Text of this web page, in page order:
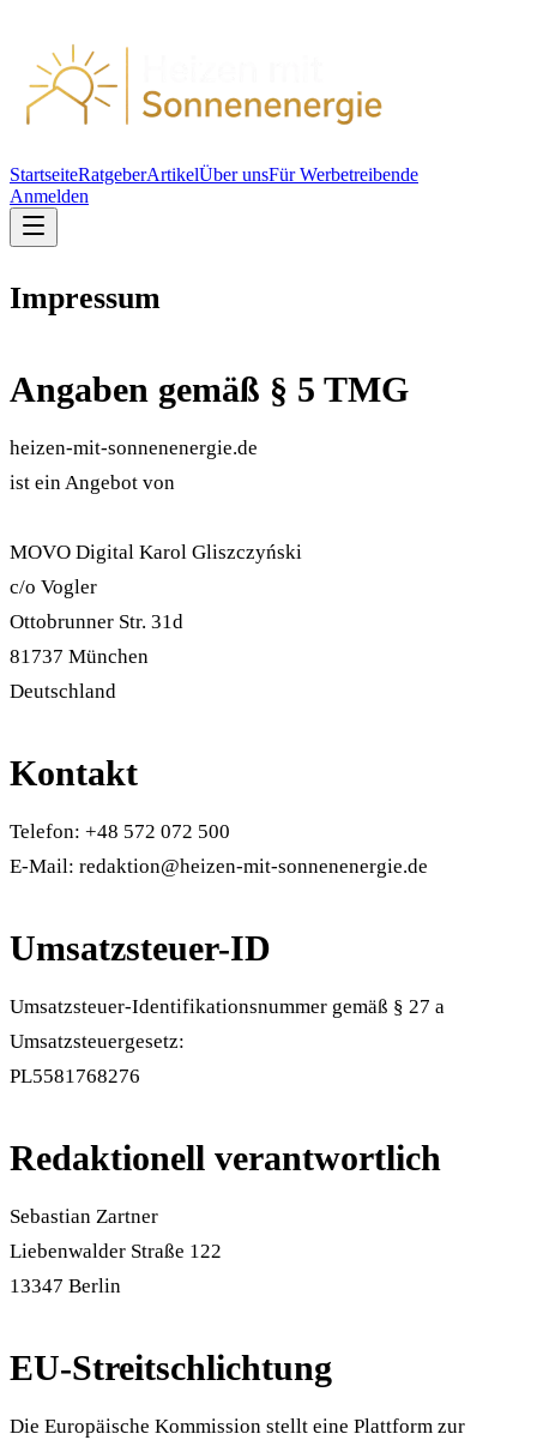
StartseiteRatgeberArtikelÜber unsFür Werbetreibende
Anmelden
Impressum
Angaben gemäß § 5 TMG
heizen-mit-sonnenenergie.de
ist ein Angebot von
MOVO Digital Karol Gliszczyński
c/o Vogler
Ottobrunner Str. 31d
81737 München
Deutschland
Kontakt
Telefon: +48 572 072 500
E-Mail: redaktion@heizen-mit-sonnenenergie.de
Umsatzsteuer-ID
Umsatzsteuer-Identifikationsnummer gemäß § 27 a
Umsatzsteuergesetz:
PL5581768276
Redaktionell verantwortlich
Sebastian Zartner
Liebenwalder Straße 122
13347 Berlin
EU-Streitschlichtung
Die Europäische Kommission stellt eine Plattform zur